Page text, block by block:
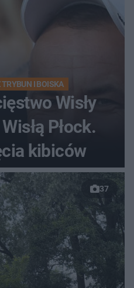
I BOISKA
Wisły
Płock.
kibiców
37